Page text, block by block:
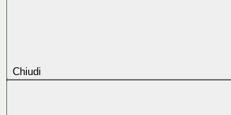
Chiudi